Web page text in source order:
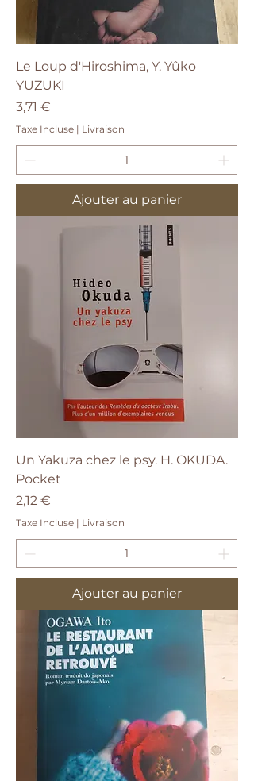
Le Loup d'Hiroshima, Y. Yûko
YUZUKI
Prix
3,71 €
Taxe Incluse | Livraison
Ajouter au panier
Un Yakuza chez le psy. H. OKUDA.
Pocket
Prix
2,12 €
Taxe Incluse | Livraison
Ajouter au panier